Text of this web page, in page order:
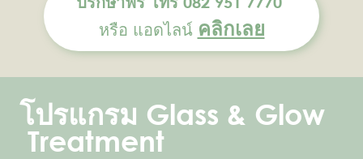
หรือ แอดไลน์ คลิกเลย
โปรแกรม Glass & Glow
Treatment